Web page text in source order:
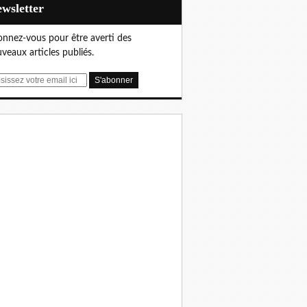
vous pour être averti des
articles publiés.